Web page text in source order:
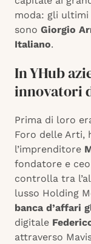
moda: gli ultimi
sono Giorgio
Italiano.
In YHub
innovatori
Prima di loro
Foro delle Arti,
l’imprenditore
fondatore e
controlla tra
lusso Holding
banca d’affari
digitale
attraverso